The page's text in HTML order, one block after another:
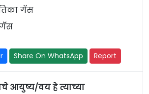
गॅस
गॅस
Share On WhatsApp Report
आयुष्य/वय हे त्याच्या